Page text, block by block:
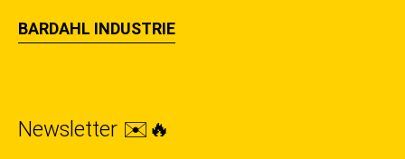
BARDAHL INDUSTRIE
Newsletter ✉️🔥